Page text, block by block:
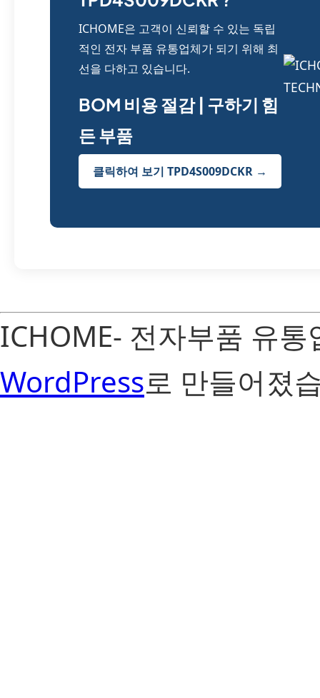
ICHOME은 고객이 신뢰할 수 있는 독립
적인 전자 부품 유통업체가 되기 위해 최
선을 다하고 있습니다.
BOM 비용 절감 | 구하기 힘
든 부품
클릭하여 보기 TPD4S009DCKR →
ICHOME- 전자부품 유
WordPress로 만들어졌